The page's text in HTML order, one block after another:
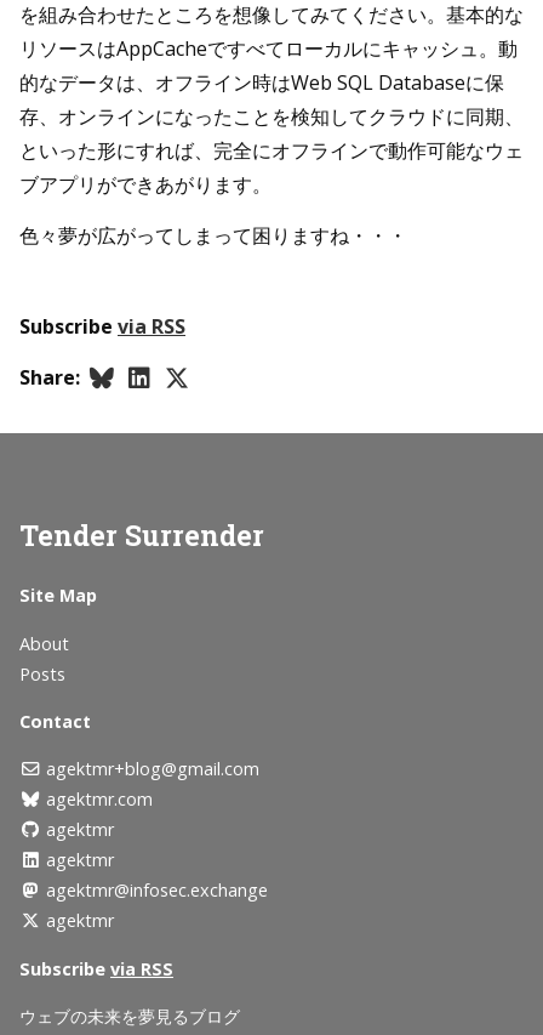
を組み合わせたところを想像してみてください。基本的な
リソースはAppCacheですべてローカルにキャッシュ。動
的なデータは、オフライン時はWeb SQL Databaseに保
存、オンラインになったことを検知してクラウドに同期、
といった形にすれば、完全にオフラインで動作可能なウェ
ブアプリができあがります。
色々夢が広がってしまって困りますね・・・
Subscribe via RSS
Share:
Tender Surrender
Site Map
About
Posts
Contact
agektmr+blog@gmail.com
agektmr.com
agektmr
agektmr
agektmr@infosec.exchange
agektmr
Subscribe via RSS
ウェブの未来を夢見るブログ